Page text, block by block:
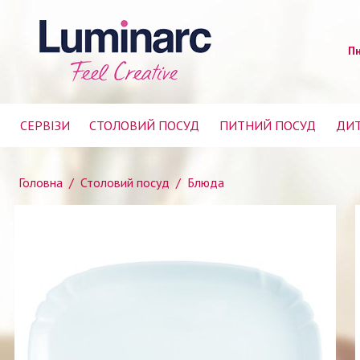
СЕРВІЗИ СТОЛОВИЙ ПОСУД ПИТНИЙ ПОСУД
Головна / Столовий посуд / Блюда